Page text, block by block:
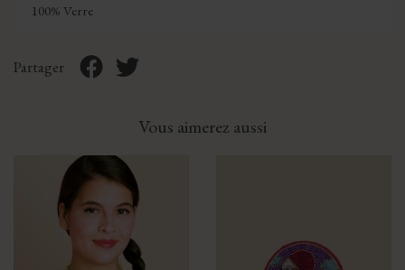
100% Verre
Partager
Vous aimerez aussi